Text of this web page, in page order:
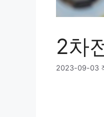
2차
2023-09-03